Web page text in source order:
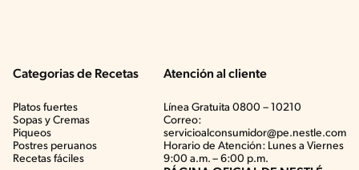
Categorias de Recetas
Platos fuertes
Sopas y Cremas
Piqueos
Postres peruanos
Recetas fáciles
Atención al cliente
Línea Gratuita 0800 – 10210
Correo:
servicioalconsumidor@pe.nestle.com
Horario de Atención: Lunes a Viernes
9:00 a.m. – 6:00 p.m.